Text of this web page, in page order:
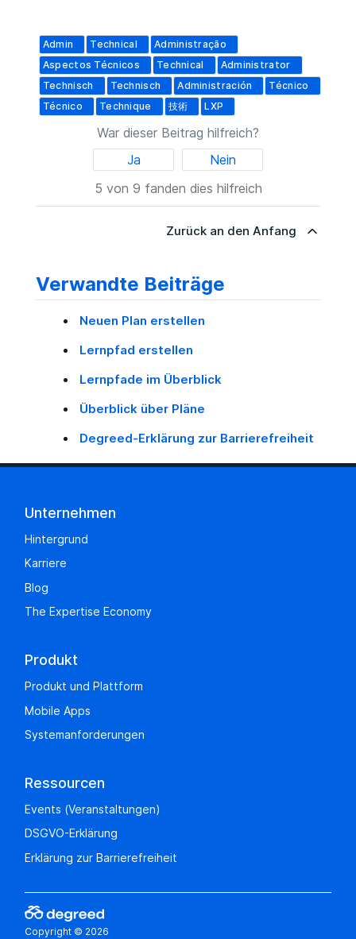
Admin Technical
Administração
Aspectos Técnicos
Technical
Administrator
Technisch
Technisch Administración
Técnico
Técnico
Technique 技術 LXP
War dieser Beitrag hilfreich?
Ja
Nein
5 von 9 fanden dies hilfreich
Zurück an den Anfang
Verwandte Beiträge
Neuen Plan erstellen
Lernpfad erstellen
Lernpfade im Überblick
Überblick über Pläne
Degreed-Erklärung zur Barrierefreiheit
Unternehmen
Hintergrund
Karriere
Blog
The Expertise Economy
Produkt
Produkt und Plattform
Mobile Apps
Systemanforderungen
Ressourcen
Events (Veranstaltungen)
DSGVO-Erklärung
Erklärung zur Barrierefreiheit
Copyright © 2026